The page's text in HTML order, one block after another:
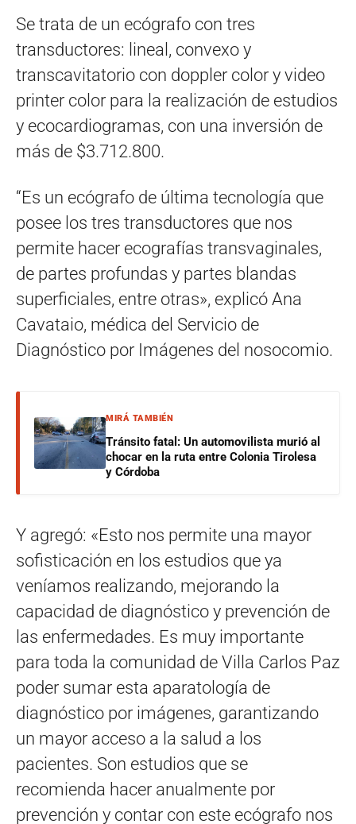
Se trata de un ecógrafo con tres
transductores: lineal, convexo y
transcavitatorio con doppler color y video
printer color para la realización de estudios
y ecocardiogramas, con una inversión de
más de $3.712.800.
“Es un ecógrafo de última tecnología que
posee los tres transductores que nos
permite hacer ecografías transvaginales,
de partes profundas y partes blandas
superficiales, entre otras», explicó Ana
Cavataio, médica del Servicio de
Diagnóstico por Imágenes del nosocomio.
MIRÁ TAMBIÉN
Tránsito fatal: Un automovilista murió al
chocar en la ruta entre Colonia Tirolesa
y Córdoba
Y agregó: «Esto nos permite una mayor
sofisticación en los estudios que ya
veníamos realizando, mejorando la
capacidad de diagnóstico y prevención de
las enfermedades. Es muy importante
para toda la comunidad de Villa Carlos Paz
poder sumar esta aparatología de
diagnóstico por imágenes, garantizando
un mayor acceso a la salud a los
pacientes. Son estudios que se
recomienda hacer anualmente por
prevención y contar con este ecógrafo nos